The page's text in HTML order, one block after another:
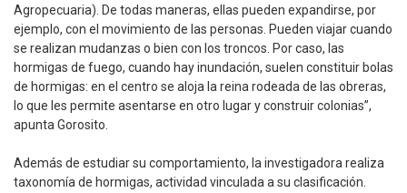
Agropecuaria). De todas maneras, ellas pueden expandirse, por
ejemplo, con el movimiento de las personas. Pueden viajar cuando
se realizan mudanzas o bien con los troncos. Por caso, las
hormigas de fuego, cuando hay inundación, suelen constituir bolas
de hormigas: en el centro se aloja la reina rodeada de las obreras,
lo que les permite asentarse en otro lugar y construir colonias”,
apunta Gorosito.
Además de estudiar su comportamiento, la investigadora realiza
taxonomía de hormigas, actividad vinculada a su clasificación.